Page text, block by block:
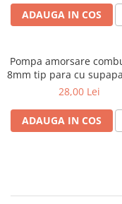
Covorase IVECO
Covorase MAN
Covorase MAZDA
Covorase MG
ADAUGA IN COS
Pompa amorsare
8mm tip para cu
90°
28,00 Lei
ADAUGA IN COS